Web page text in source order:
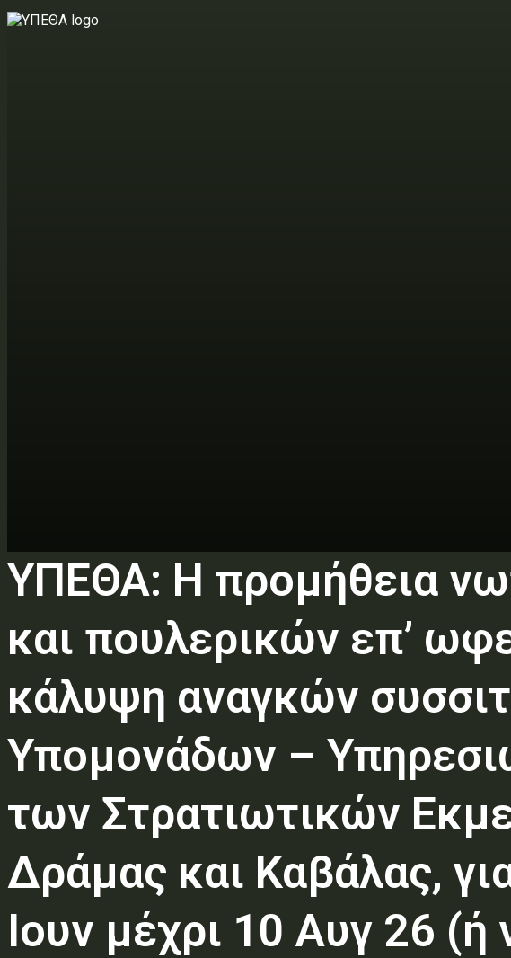
ΥΠΕΘΑ: Η προμήθεια
και πουλερικών επ’
κάλυψη αναγκών
Υπομονάδων –
των Στρατιωτικών
Δράμας και Καβάλας,
Ιουν μέχρι 10 Αυγ 26